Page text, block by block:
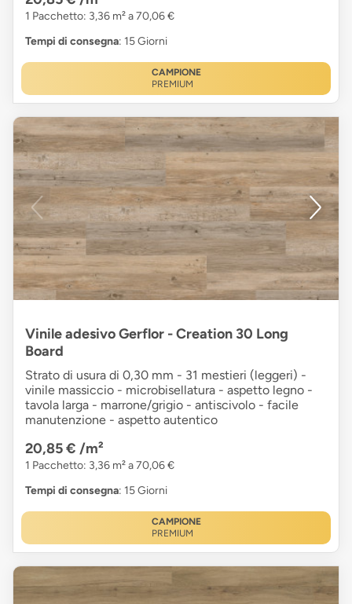
1 Pacchetto: 3,36 m² a 70,06 €
Tempi di consegna: 15 Giorni
CAMPIONE
PREMIUM
Vinile adesivo Gerflor - Creation 30 Long
Board
Strato di usura di 0,30 mm - 31 mestieri (leggeri) -
vinile massiccio - microbisellatura - aspetto legno -
tavola larga - marrone/grigio - antiscivolo - facile
manutenzione - aspetto autentico
20,85 € /m²
1 Pacchetto: 3,36 m² a 70,06 €
Tempi di consegna: 15 Giorni
CAMPIONE
PREMIUM